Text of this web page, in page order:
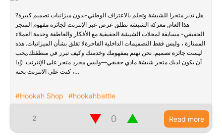
هل تدير متجرا للشيشة وتحلم بالاعتراف الوطني-بدون ميزانيات تصميم كبيرة?
هذا العام, معركة الشيشة تطلق عرض عبر الإنترنت لجائزة مفهوم المتجر
الحقيقي- مسابقة لمحلات الشيشة الحقيقية مع الأفكار والعاطفة وخدمة العملاء
الممتازة ، وليس فقط التصميمات الداخلية الفاخرةلا تقلق بشأن الميزانيات. هذه
ليست جائزة تصميم. نحن نهتم بمفهومك وخدمتك وكيف تبرز في منطقتك.يجب
أن يكون لديك متجر شيشة مادي حقيقي—وليس مجرد متجر على الإنترنت. (إذا
كنت على الانترنت بحتة ،…
#Hookah Shop #hookahbattle
2 ▲
▼ Read more